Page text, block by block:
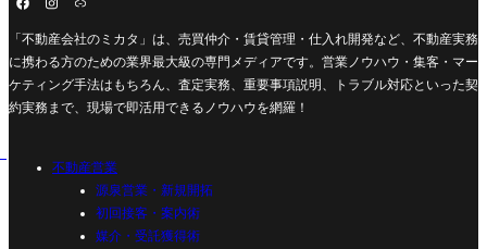
「不動産会社のミカタ」は、売買仲介・賃貸管理・仕入れ開発など、不動産実務
に携わる方のための業界最大級の専門メディアです。営業ノウハウ・集客・マー
ケティング手法はもちろん、査定実務、重要事項説明、トラブル対応といった契
約実務まで、現場で即活用できるノウハウを網羅！
不動産営業
源泉営業・新規開拓
初回接客・案内術
媒介・受託獲得術